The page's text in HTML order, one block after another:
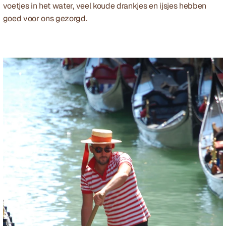
voetjes in het water, veel koude drankjes en ijsjes hebben
goed voor ons gezorgd.